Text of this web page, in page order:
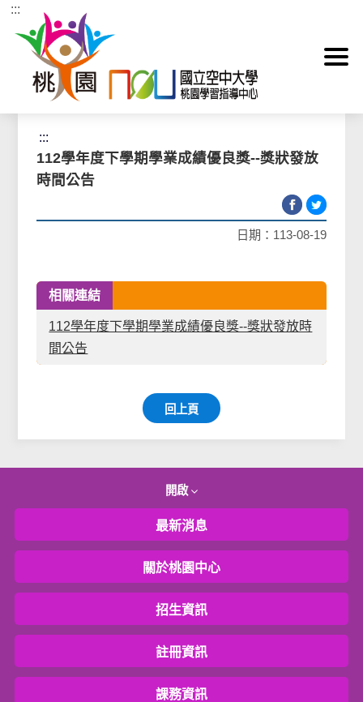
跳到主要內容區塊
:::
首頁 > 最新消息 榮譽榜
:::
112學年度下學期學業成績優良獎--獎狀發放
時間公告
日期：113-08-19
相關連結
112學年度下學期學業成績優良獎--獎狀發放時
間公告
回上頁
開啟
最新消息
關於桃園中心
招生資訊
註冊資訊
課務資訊